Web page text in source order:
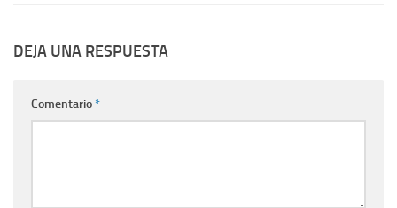
DEJA UNA RESPUESTA
Comentario*